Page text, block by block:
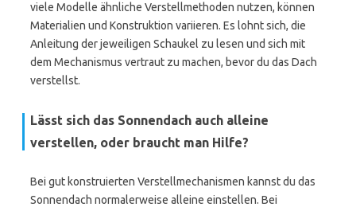
viele Modelle ähnliche Verstellmethoden nutzen, können
Materialien und Konstruktion variieren. Es lohnt sich, die
Anleitung der jeweiligen Schaukel zu lesen und sich mit
dem Mechanismus vertraut zu machen, bevor du das Dach
verstellst.
Lässt sich das Sonnendach auch alleine
verstellen, oder braucht man Hilfe?
Bei gut konstruierten Verstellmechanismen kannst du das
Sonnendach normalerweise alleine einstellen. Bei